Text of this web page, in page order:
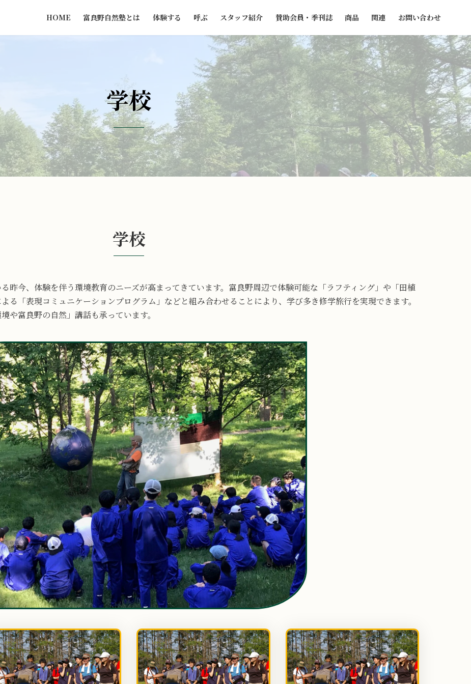
HOME 富良野自然塾とは 体験する 呼ぶ スタッフ紹介 賛助会員・季刊誌 商品 関連 お問い合わせ
学校
学校
昨今、体験を伴う環境教育のニーズが高まってきています。富良野周辺で体験可能な「ラフティング」や「田植
る「表現コミュニケーションプログラム」などと組み合わせることにより、学び多き修学旅行を実現できます。
や富良野の自然」講話も承っています。